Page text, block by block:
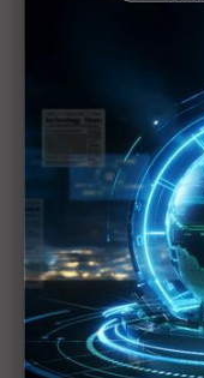
5G引爆智慧商機
鏈結物聯網與AI平
5G啟動龐大商機
5G引領智慧化趨
公有雲AIaaS策略
MarTech及Edge